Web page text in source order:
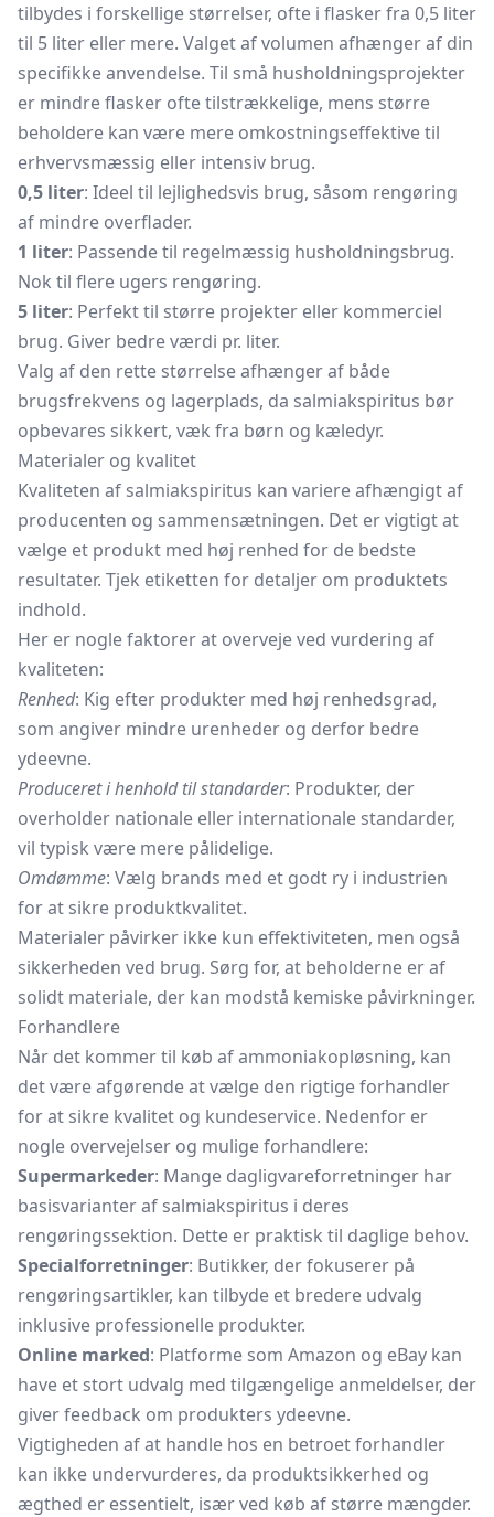
tilbydes i forskellige størrelser, ofte i flasker fra 0,5 liter
til 5 liter eller mere. Valget af volumen afhænger af din
specifikke anvendelse. Til små husholdningsprojekter
er mindre flasker ofte tilstrækkelige, mens større
beholdere kan være mere omkostningseffektive til
erhvervsmæssig eller intensiv brug.
0,5 liter: Ideel til lejlighedsvis brug, såsom rengøring
af mindre overflader.
1 liter: Passende til regelmæssig husholdningsbrug.
Nok til flere ugers rengøring.
5 liter: Perfekt til større projekter eller kommerciel
brug. Giver bedre værdi pr. liter.
Valg af den rette størrelse afhænger af både
brugsfrekvens og lagerplads, da salmiakspiritus bør
opbevares sikkert, væk fra børn og kæledyr.
Materialer og kvalitet
Kvaliteten af salmiakspiritus kan variere afhængigt af
producenten og sammensætningen. Det er vigtigt at
vælge et produkt med høj renhed for de bedste
resultater. Tjek etiketten for detaljer om produktets
indhold.
Her er nogle faktorer at overveje ved vurdering af
kvaliteten:
Renhed: Kig efter produkter med høj renhedsgrad,
som angiver mindre urenheder og derfor bedre
ydeevne.
Produceret i henhold til standarder: Produkter, der
overholder nationale eller internationale standarder,
vil typisk være mere pålidelige.
Omdømme: Vælg brands med et godt ry i industrien
for at sikre produktkvalitet.
Materialer påvirker ikke kun effektiviteten, men også
sikkerheden ved brug. Sørg for, at beholderne er af
solidt materiale, der kan modstå kemiske påvirkninger.
Forhandlere
Når det kommer til køb af ammoniakopløsning, kan
det være afgørende at vælge den rigtige forhandler
for at sikre kvalitet og kundeservice. Nedenfor er
nogle overvejelser og mulige forhandlere:
Supermarkeder: Mange dagligvareforretninger har
basisvarianter af salmiakspiritus i deres
rengøringssektion. Dette er praktisk til daglige behov.
Specialforretninger: Butikker, der fokuserer på
rengøringsartikler, kan tilbyde et bredere udvalg
inklusive professionelle produkter.
Online marked: Platforme som Amazon og eBay kan
have et stort udvalg med tilgængelige anmeldelser, der
giver feedback om produkters ydeevne.
Vigtigheden af at handle hos en betroet forhandler
kan ikke undervurderes, da produktsikkerhed og
ægthed er essentielt, især ved køb af større mængder.